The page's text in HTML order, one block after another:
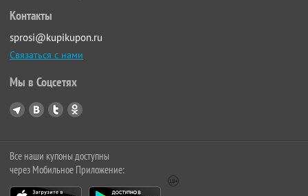
Контакты
sprosi@kupikupon.ru
Связаться с нами
Мы в Соцсетях
Все наши купоны доступны
через Мобильное Приложение: